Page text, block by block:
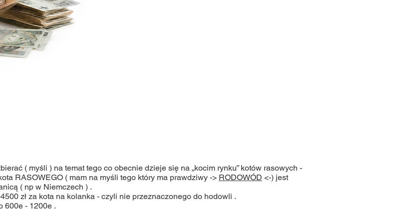
( myśli ) na temat tego co obecnie dzieje się na „kocim rynku” kotów rasowych -
RASOWEGO ( mam na myśli tego który ma prawdziwy -> RODOWÓD <-) jest
( np w Niemczech ) .
zł za kota na kolanka - czyli nie przeznaczonego do hodowli .
600e - 1200e .